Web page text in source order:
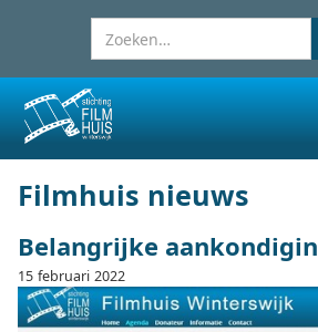
Filmhuis nieuws
Belangrijke
15 februari 2022